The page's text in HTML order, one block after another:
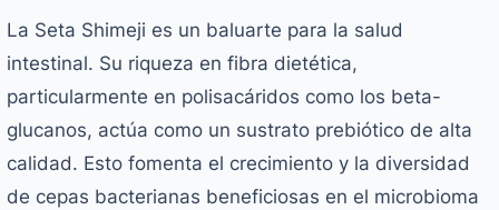
La Seta Shimeji es un baluarte para la salud
intestinal. Su riqueza en fibra dietética,
particularmente en polisacáridos como los beta-
glucanos, actúa como un sustrato prebiótico de alta
calidad. Esto fomenta el crecimiento y la diversidad
de cepas bacterianas beneficiosas en el microbioma